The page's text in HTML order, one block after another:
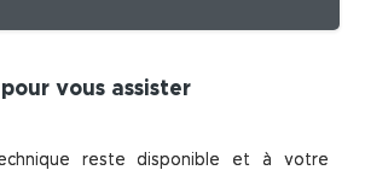
vous assister
reste disponible et à votre